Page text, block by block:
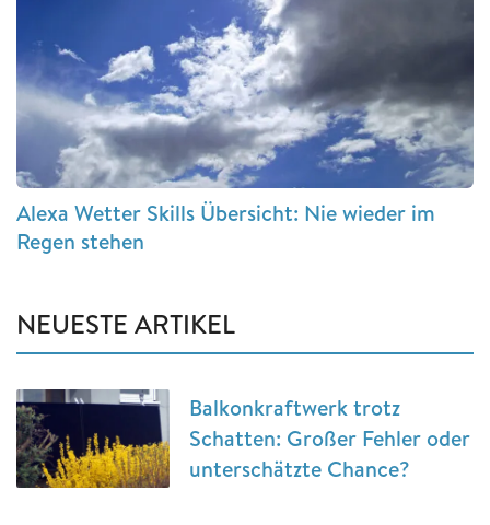
Alexa Wetter Skills Übersicht: Nie wieder im
Regen stehen
NEUESTE ARTIKEL
Balkonkraftwerk trotz
Schatten: Großer Fehler oder
unterschätzte Chance?